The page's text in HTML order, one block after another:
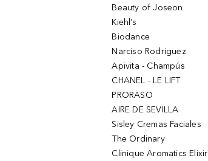
Beauty of Joseon
Kiehl’s
Biodance
Narciso Rodriguez
Apivita - Champús
CHANEL - LE LIFT
PRORASO
AIRE DE SEVILLA
Sisley Cremas Faciales
The Ordinary
Clinique Aromatics Elixir